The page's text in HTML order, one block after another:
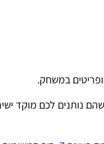
במשחק.
נותנים לכם מוקד